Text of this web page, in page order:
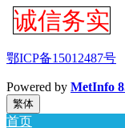
诚信务实
鄂ICP备15012487号
Powered by MetInfo
繁体
首页